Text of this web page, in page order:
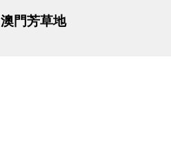
澳門芳草地